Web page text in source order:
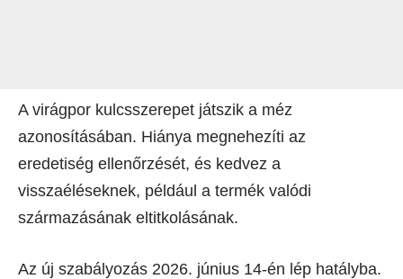
A virágpor kulcsszerepet játszik a méz
azonosításában. Hiánya megnehezíti az
eredetiség ellenőrzését, és kedvez a
visszaéléseknek, például a termék valódi
származásának eltitkolásának.
Az új szabályozás 2026. június 14-én lép hatályba.